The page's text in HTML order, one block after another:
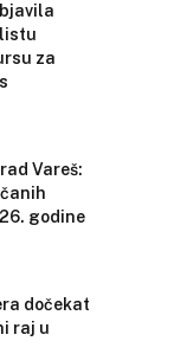
za
Vareš:
godine
dočekat
raj u